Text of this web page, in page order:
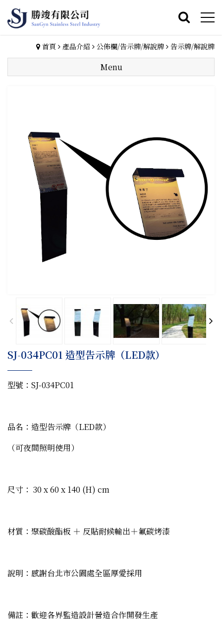
首頁 產品介紹 公佈欄/告示牌/解說牌 告示牌/解說牌
Menu
SJ-034PC01 造型告示牌（LED款）
型號：SJ-034PC01
品名：造型告示牌（LED款）
（可夜間照明使用）
尺寸： 30 x 60 x 140 (H) cm
材質：聚碳酸酯板 ＋ 反貼耐候輸出＋氟碳烤漆
說明：感謝台北市公園處全區厚愛採用
備註：歡迎各界監造設計營造合作開發生產